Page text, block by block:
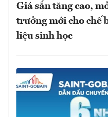
Giá sắn tăng cao,
trưởng mới cho chế
liệu sinh học